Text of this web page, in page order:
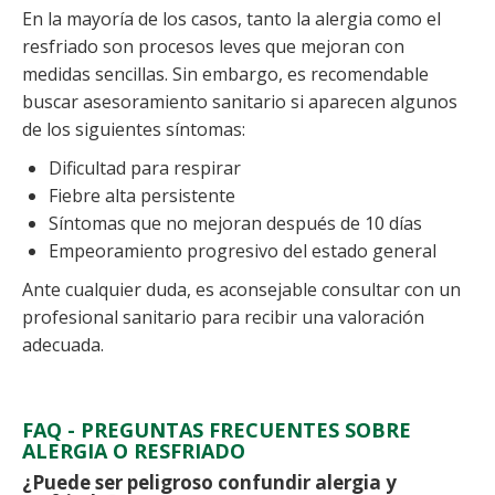
En la mayoría de los casos, tanto la alergia como el
resfriado son procesos leves que mejoran con
medidas sencillas. Sin embargo, es recomendable
buscar asesoramiento sanitario si aparecen algunos
de los siguientes síntomas:
Dificultad para respirar
Fiebre alta persistente
Síntomas que no mejoran después de 10 días
Empeoramiento progresivo del estado general
Ante cualquier duda, es aconsejable consultar con un
profesional sanitario para recibir una valoración
adecuada.
FAQ - PREGUNTAS FRECUENTES SOBRE
ALERGIA O RESFRIADO
¿Puede ser peligroso confundir alergia y